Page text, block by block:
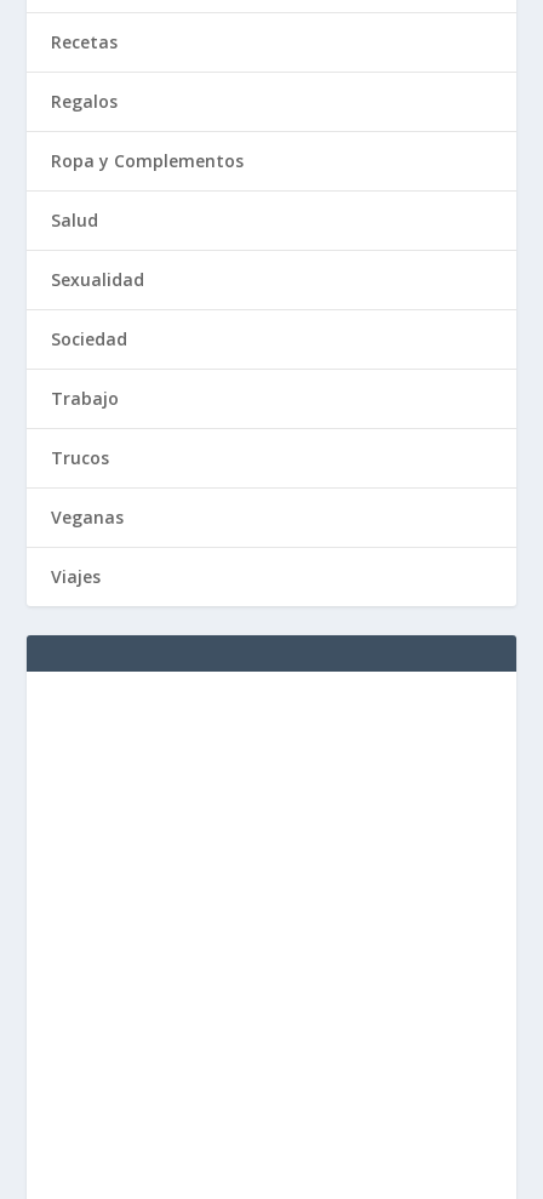
Recetas
Regalos
Ropa y Complementos
Salud
Sexualidad
Sociedad
Trabajo
Trucos
Veganas
Viajes